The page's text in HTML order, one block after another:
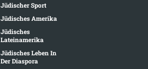
Jüdischer Sport
Jüdisches Amerika
Jüdisches
Lateinamerika
Jüdisches Leben In
Der Diaspora